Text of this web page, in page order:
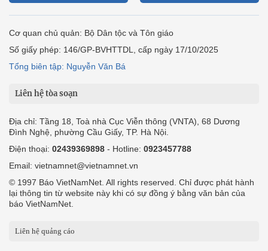
Cơ quan chủ quản: Bộ Dân tộc và Tôn giáo
Số giấy phép: 146/GP-BVHTTDL, cấp ngày 17/10/2025
Tổng biên tập: Nguyễn Văn Bá
Liên hệ tòa soạn
Địa chỉ: Tầng 18, Toà nhà Cục Viễn thông (VNTA), 68 Dương
Đình Nghệ, phường Cầu Giấy, TP. Hà Nội.
Điện thoại: 02439369898 - Hotline: 0923457788
Email: vietnamnet@vietnamnet.vn
© 1997 Báo VietNamNet. All rights reserved. Chỉ được phát hành
lại thông tin từ website này khi có sự đồng ý bằng văn bản của
báo VietNamNet.
Liên hệ quảng cáo